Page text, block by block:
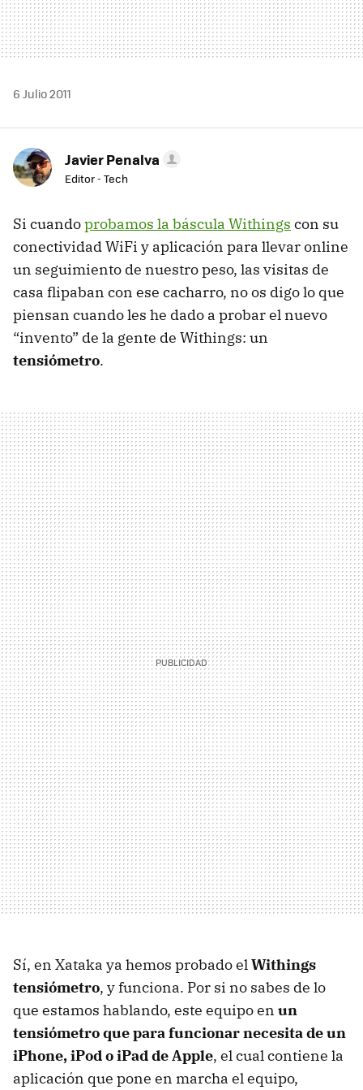
6 Julio 2011
Javier Penalva
Editor - Tech
Si cuandoprobamos la báscula Withings con su
conectividad WiFi y aplicación para llevar online
un seguimiento de nuestro peso, las visitas de
casa flipaban con ese cacharro, no os digo lo que
piensan cuando les he dado a probar el nuevo
“invento” de la gente de Withings: un
tensiómetro.
Sí, en Xataka ya hemos probado elWithings
tensiómetro, y funciona. Por si no sabes de lo
que estamos hablando, este equipo en un
tensiómetro que para funcionar necesita de un
iPhone, iPod o iPad de Apple, el cual contiene la
aplicación que pone en marcha el equipo,